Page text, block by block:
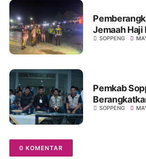
Jemaah Haji
Soppeng
SOPPENG
Pemkab
Calon Haji
SOPPENG
0 KOMENTAR